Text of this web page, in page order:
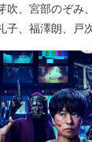
吹、宮部のぞみ
子、福澤朗、戸